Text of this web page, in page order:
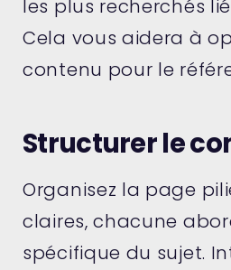
les plus recherchés
Cela vous aidera à
contenu pour le
Structurer le
Organisez la page
claires, chacune
spécifique du sujet.